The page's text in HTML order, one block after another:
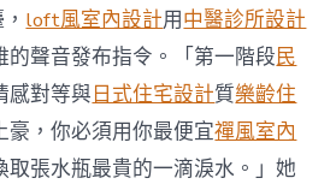
loft風室內設計用中醫診所設計
的聲音發布指令。「第一階段民
感對等與日式住宅設計質樂齡住
豪，你必須用你最便宜禪風室內
取張水瓶最貴的一滴淚水。」她